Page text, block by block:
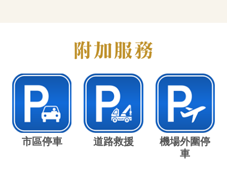
市區停車 道路救援
機場外圍停
車